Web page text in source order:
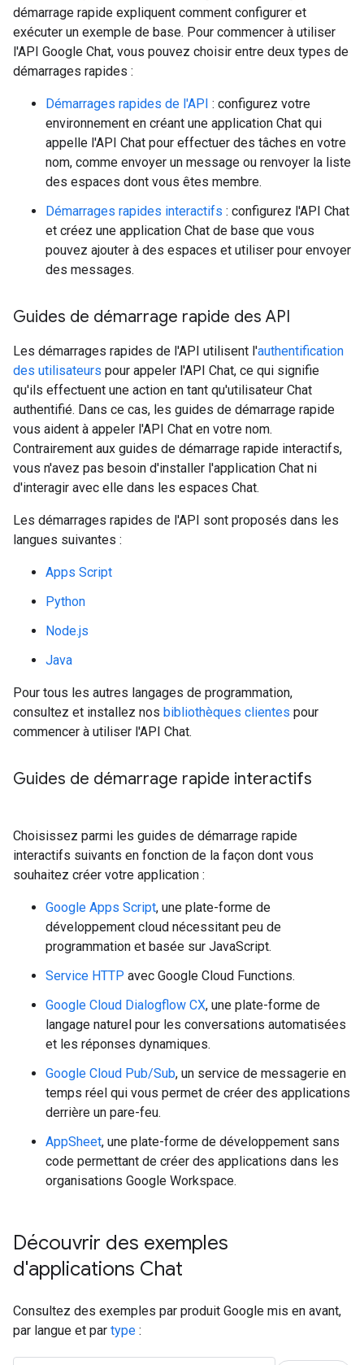
démarrage rapide expliquent comment configurer et
exécuter un exemple de base. Pour commencer à utiliser
l'API Google Chat, vous pouvez choisir entre deux types de
démarrages rapides :
Démarrages rapides de l'API : configurez votre
environnement en créant une application Chat qui
appelle l'API Chat pour effectuer des tâches en votre
nom, comme envoyer un message ou renvoyer la liste
des espaces dont vous êtes membre.
Démarrages rapides interactifs : configurez l'API Chat
et créez une application Chat de base que vous
pouvez ajouter à des espaces et utiliser pour envoyer
des messages.
Guides de démarrage rapide des API
Les démarrages rapides de l'API utilisent l'authentification
des utilisateurs pour appeler l'API Chat, ce qui signifie
qu'ils effectuent une action en tant qu'utilisateur Chat
authentifié. Dans ce cas, les guides de démarrage rapide
vous aident à appeler l'API Chat en votre nom.
Contrairement aux guides de démarrage rapide interactifs,
vous n'avez pas besoin d'installer l'application Chat ni
d'interagir avec elle dans les espaces Chat.
Les démarrages rapides de l'API sont proposés dans les
langues suivantes :
Apps Script
Python
Node.js
Java
Pour tous les autres langages de programmation,
consultez et installez nos bibliothèques clientes pour
commencer à utiliser l'API Chat.
Guides de démarrage rapide interactifs
Choisissez parmi les guides de démarrage rapide
interactifs suivants en fonction de la façon dont vous
souhaitez créer votre application :
Google Apps Script, une plate-forme de
développement cloud nécessitant peu de
programmation et basée sur JavaScript.
Service HTTP avec Google Cloud Functions.
Google Cloud Dialogflow CX, une plate-forme de
langage naturel pour les conversations automatisées
et les réponses dynamiques.
Google Cloud Pub/Sub, un service de messagerie en
temps réel qui vous permet de créer des applications
derrière un pare-feu.
AppSheet, une plate-forme de développement sans
code permettant de créer des applications dans les
organisations Google Workspace.
Découvrir des exemples
d'applications Chat
Consultez des exemples par produit Google mis en avant,
par langue et par type :